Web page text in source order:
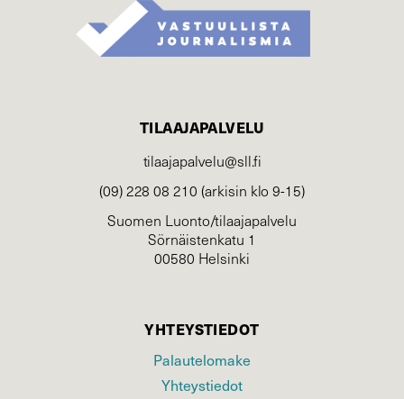
TILAAJAPALVELU
tilaajapalvelu@sll.fi
(09) 228 08 210 (arkisin klo 9-15)
Suomen Luonto/tilaajapalvelu
Sörnäistenkatu 1
00580 Helsinki
YHTEYSTIEDOT
Palautelomake
Yhteystiedot